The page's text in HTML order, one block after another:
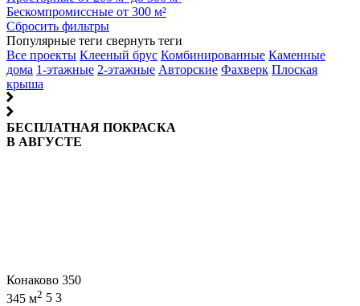
Бескомпромиссные от 300 м²
Сбросить фильтры
Популярные теги свернуть теги
Все проекты Клееный брус Комбинированные Каменные
дома 1-этажные 2-этажные Авторские Фахверк Плоская
крыша
БЕСПЛАТНАЯ ПОКРАСКА
В АВГУСТЕ
Конаково 350
345 м2 5 3